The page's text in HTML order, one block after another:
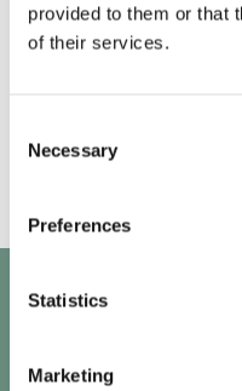
provided to them or that
of their services.
Selection
Necessary
Preferences
Statistics
Marketing
QLUB